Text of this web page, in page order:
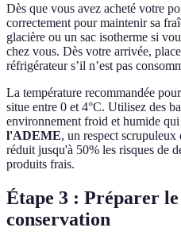
Dès que vous avez acheté votre
correctement pour maintenir sa
glacière ou un sac isotherme si
chez vous. Dès votre arrivée,
réfrigérateur s’il n’est pas
La température recommandée
situe entre 0 et 4°C. Utilisez des
environnement froid et humide
l'ADEME, un respect scrupuleux
réduit jusqu'à 50% les risques de
produits frais.
Étape 3 : Préparer
conservation